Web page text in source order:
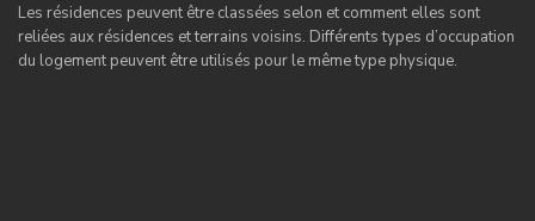
Les résidences peuvent être classées selon et comment elles sont
reliées aux résidences et terrains voisins. Différents types d’occupation
du logement peuvent être utilisés pour le même type physique.